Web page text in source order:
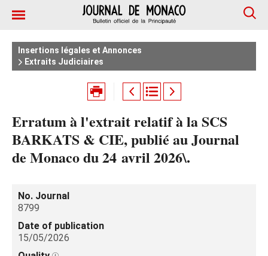
Insertions légales et Annonces
Extraits Judiciaires
Erratum à l'extrait relatif à la SCS
BARKATS & CIE, publié au Journal
de Monaco du 24 avril 2026\.
No. Journal
8799
Date of publication
15/05/2026